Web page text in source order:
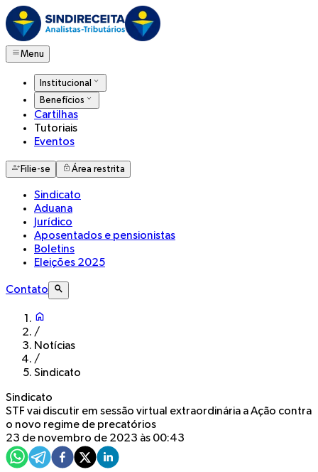
Menu
Institucional
Benefícios
Cartilhas
Tutoriais
Eventos
Filie-se Área restrita
Sindicato
Aduana
Jurídico
Aposentados e pensionistas
Boletins
Eleições 2025
Contato
/
Notícias
/
Sindicato
Sindicato
STF vai discutir em sessão virtual extraordinária a Ação contra
o novo regime de precatórios
23 de novembro de 2023 às 00:43